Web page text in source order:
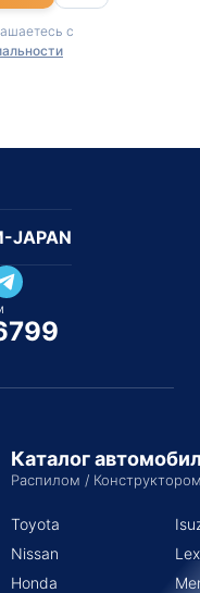
с
JAPAN
Каталог
Распилом /
Toyota
Nissan
Honda